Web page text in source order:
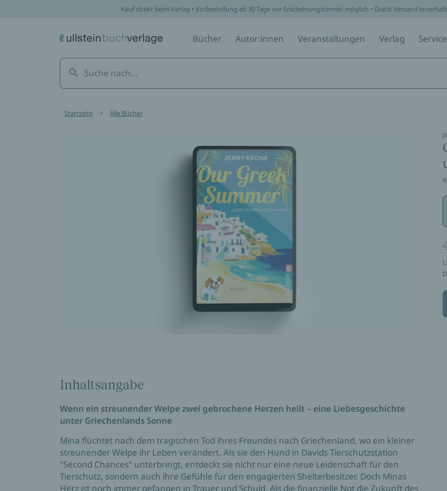
Kauf direkt beim Verlag • Vorbestellung ab 30 Tage vor Erscheinungstermin möglich • Gratis Versand
Bücher Autor:innen Veranstaltungen Verlag Service
Startseite Alle Bücher
Inhaltsangabe
Wenn ein streunender Welpe zwei gebrochene Herzen heilt – eine Liebesgeschichte
unter Griechenlands Sonne
Mina flüchtet nach dem tragischen Tod ihres Freundes nach Griechenland, wo ein kleiner
streunender Welpe ihr Leben verändert. Als sie den Hund in Davids Tierschutzstation
"Second Chances" unterbringt, entdeckt sie nicht nur eine neue Leidenschaft für den
Tierschutz, sondern auch ihre Gefühle für den engagierten Shelterbesitzer. Doch Minas
Herz ist noch immer gefangen in Trauer und Schuld. Als die finanzielle Not die Zukunft des